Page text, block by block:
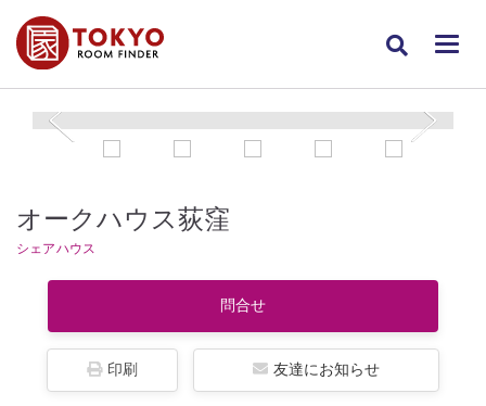
オークハウス荻窪
シェアハウス
問合せ
印刷 友達にお知らせ